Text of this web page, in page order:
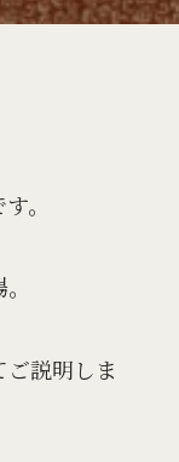
。
説明しま